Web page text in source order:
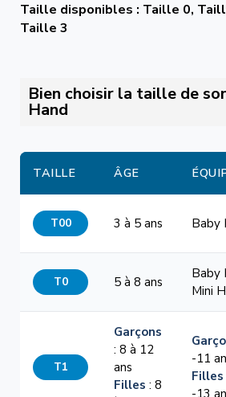
Taille disponibles : Taille 0,
Taille 3
Bien choisir la taille de
Hand
TAILLE ÂGE
T00 3 à 5 ans Baby
T0 5 à 8 ans
Baby
Mini
T1
Garçons
: 8 à 12
ans
Filles : 8
-11
Filles
-13